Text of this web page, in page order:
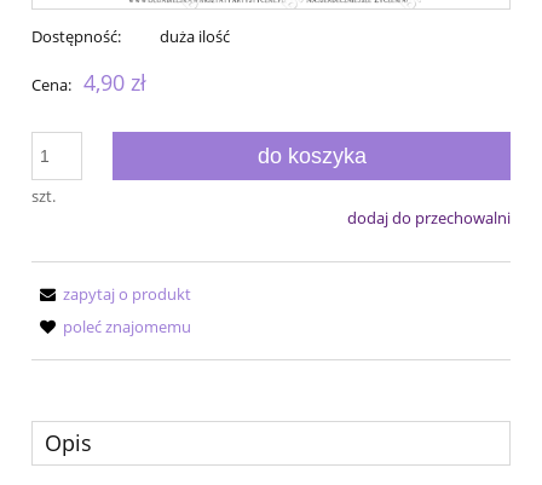
Dostępność: duża ilość
Cena: 4,90 zł
szt.
do koszyka
dodaj do przechowalni
zapytaj o produkt
poleć znajomemu
Opis